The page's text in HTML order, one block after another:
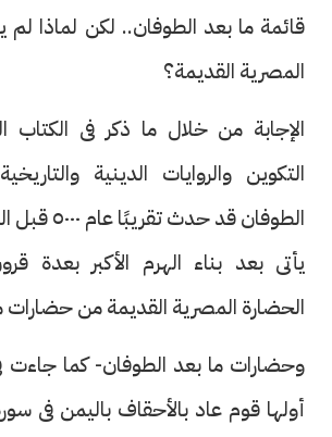
قائمة ما بعد الطوفان.. لكن لماذا لم
المصرية القديمة؟
الإجابة من خلال ما ذكر فى
التكوين والروايات الدينية
الطوفان قد
يأتى بعد بناء الهرم الأكبر بعدة
الحضارة المصرية القديمة من حضارات
وحضارات ما بعد الطوفان- كما جاءت